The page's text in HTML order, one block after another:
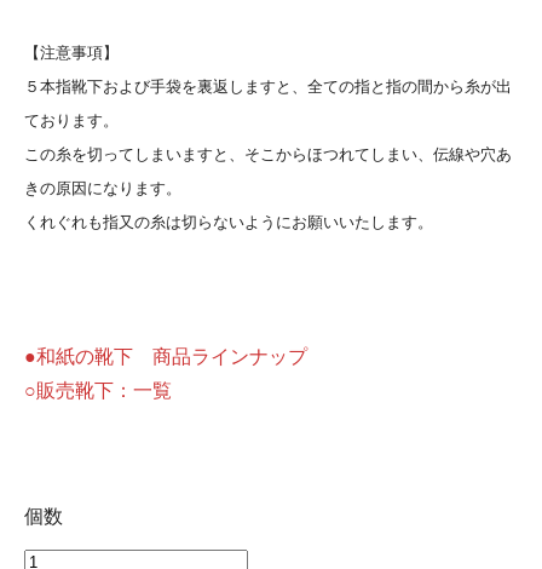
【注意事項】
５本指靴下および手袋を裏返しますと、全ての指と指の間から糸が出
ております。
この糸を切ってしまいますと、そこからほつれてしまい、伝線や穴あ
きの原因になります。
くれぐれも指又の糸は切らないようにお願いいたします。
●和紙の靴下 商品ラインナップ
○販売靴下：一覧
個数